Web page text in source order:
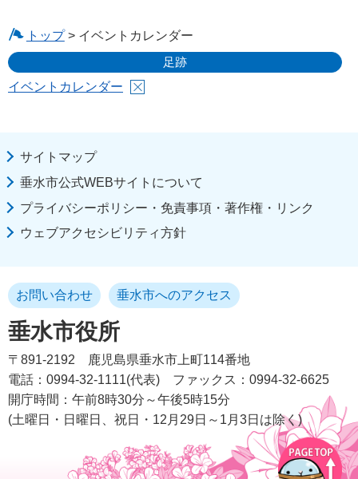
トップ> イベントカレンダー
足跡
イベントカレンダー
サイトマップ
垂水市公式WEBサイトについて
プライバシーポリシー・免責事項・著作権・リンク
ウェブアクセシビリティ方針
垂水市役所
お問い合わせ 垂水市へのアクセス
〒891-2192
鹿児島県垂水市上町114番地
電話：0994-32-1111(代表)
ファックス：0994-32-6625
開庁時間：午前8時30分～午後5時15分
(土曜日・日曜日、祝日・12月29日～1月3日は除く)